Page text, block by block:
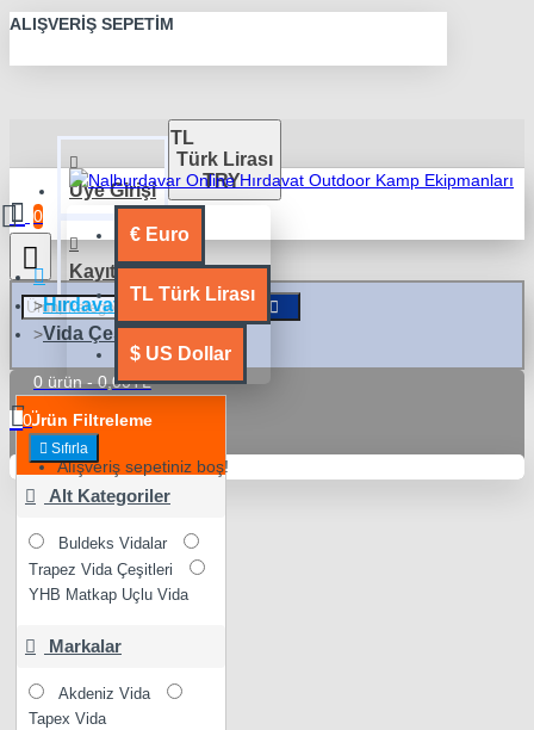
ALIŞVERIŞ SEPETIM
Üye Girişi
Kayıt Ol
TL
Türk Lirası
TRY
€ Euro
TL Türk Lirası
$ US Dollar
0
0 ürün - 0,00TL
0
Alışveriş sepetiniz boş!
Hırdavat Malzemeleri
Vida Çeşitleri
Ürün Filtreleme
Sıfırla
Alt Kategoriler
Buldeks Vidalar
Trapez Vida Çeşitleri
YHB Matkap Uçlu Vida
Markalar
Akdeniz Vida
Tapex Vida